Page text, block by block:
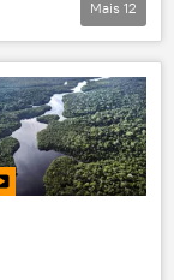
Mais 12